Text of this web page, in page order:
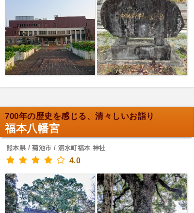
700年の歴史を感じる、清々しいお詣り
福本八幡宮
熊本県 / 菊池市 / 泗水町福本 神社
4.0